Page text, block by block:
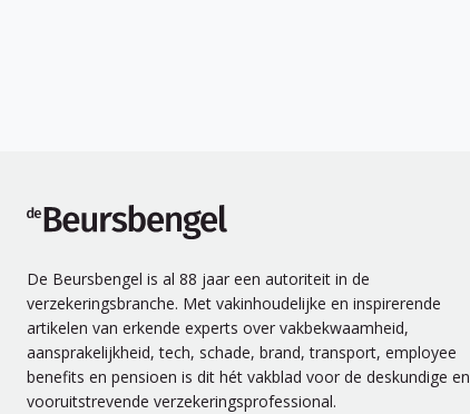
De Beursbengel is al 88 jaar een autoriteit in de
verzekeringsbranche. Met vakinhoudelijke en inspirerende
artikelen van erkende experts over vakbekwaamheid,
aansprakelijkheid, tech, schade, brand, transport, employee
benefits en pensioen is dit hét vakblad voor de deskundige en
vooruitstrevende verzekeringsprofessional.